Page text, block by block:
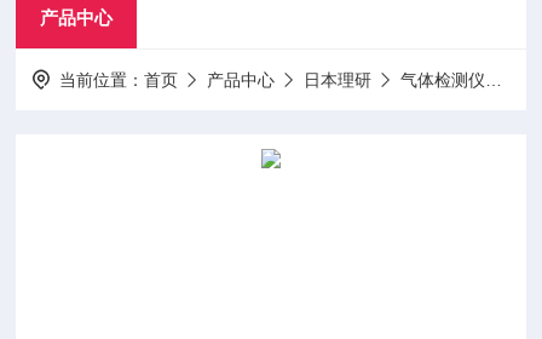
产品中心
当前位置：首页 产品中心 日本理研 气体检测仪